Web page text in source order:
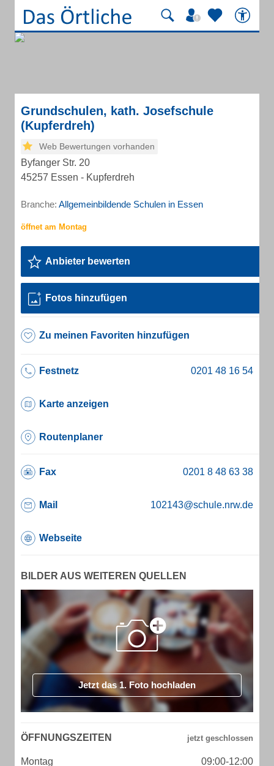
Grundschulen, kath. Josefschule
(Kupferdreh)
Web Bewertungen vorhanden
Byfanger Str. 20
45257 Essen - Kupferdreh
Branche: Allgemeinbildende Schulen in Essen
Anbieter bewerten
Fotos hinzufügen
Zu meinen Favoriten hinzufügen
Festnetz
Karte anzeigen
Routenplaner
Fax
Mail 102143@schule.nrw.de
Webseite
BILDER AUS WEITEREN QUELLEN
Jetzt das 1. Foto hochladen
ÖFFNUNGSZEITEN
Montag 09:00-12:00